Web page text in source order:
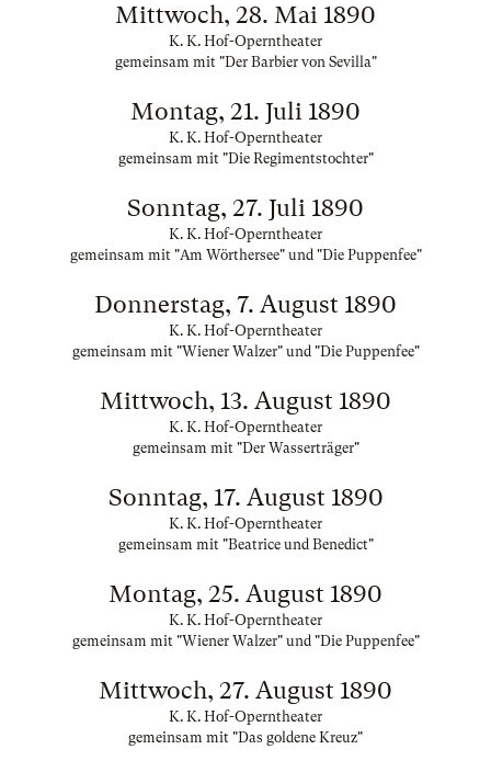
Mittwoch, 28. Mai 1890
K. K. Hof-Operntheater
gemeinsam mit "Der Barbier von Sevilla"
Montag, 21. Juli 1890
K. K. Hof-Operntheater
gemeinsam mit "Die Regimentstochter"
Sonntag, 27. Juli 1890
K. K. Hof-Operntheater
gemeinsam mit "Am Wörthersee" und "Die Puppenfee"
Donnerstag, 7. August 1890
K. K. Hof-Operntheater
gemeinsam mit "Wiener Walzer" und "Die Puppenfee"
Mittwoch, 13. August 1890
K. K. Hof-Operntheater
gemeinsam mit "Der Wasserträger"
Sonntag, 17. August 1890
K. K. Hof-Operntheater
gemeinsam mit "Beatrice und Benedict"
Montag, 25. August 1890
K. K. Hof-Operntheater
gemeinsam mit "Wiener Walzer" und "Die Puppenfee"
Mittwoch, 27. August 1890
K. K. Hof-Operntheater
gemeinsam mit "Das goldene Kreuz"